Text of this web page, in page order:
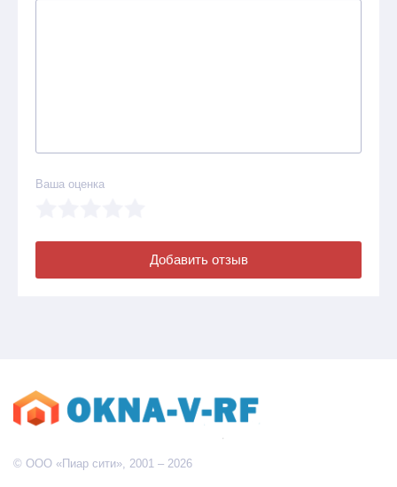
Ваша оценка
Добавить отзыв
© ООО «Пиар сити», 2001 – 2026